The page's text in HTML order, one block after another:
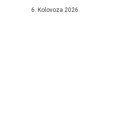
6. Kolovoza 2026.